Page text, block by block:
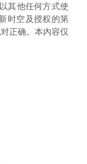
其他任何方式使
时空及授权的第
正确。本內容仅